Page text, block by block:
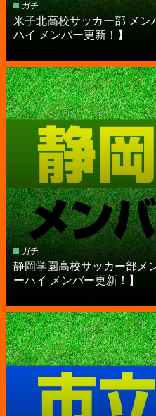
ガチ
米子北高校サッカー部 メ
ハイ メンバー更新！】
ガチ
静岡学園高校サッカー部メ
ーハイ メンバー更新！】